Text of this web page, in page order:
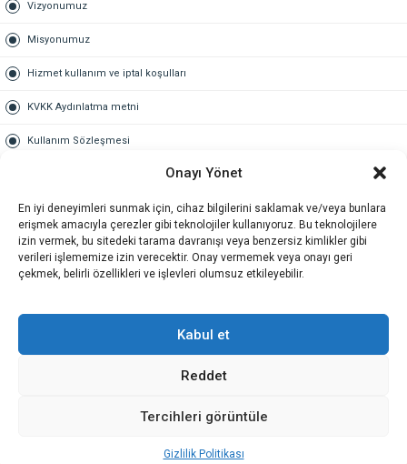
Onayı Yönet
En iyi deneyimleri sunmak için, cihaz bilgilerini saklamak ve/veya bunlara
erişmek amacıyla çerezler gibi teknolojiler kullanıyoruz. Bu teknolojilere
izin vermek, bu sitedeki tarama davranışı veya benzersiz kimlikler gibi
verileri işlememize izin verecektir. Onay vermemek veya onayı geri
çekmek, belirli özellikleri ve işlevleri olumsuz etkileyebilir.
Kabul et
Reddet
Tercihleri görüntüle
Gizlilik Politikası
Vizyonumuz
Misyonumuz
Hizmet kullanım ve iptal koşulları
KVKK Aydınlatma metni
Kullanım Sözleşmesi
Gold üyelik nedir
Kariyer